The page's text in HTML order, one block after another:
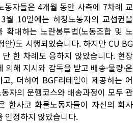
동자들은 4개월 동안 사측에 7차례 교
월 10일에는 하청노동자의 교섭권을
확대하는 노란봉투법(노동조합 및 노
안)도 시행되었습니다. 하지만 CU BG
한 차례도 응하지 않았습니다. 현장
해 지시와 감독을 받고 배송·물량·운
, 더하여 BGF리테일이 제공하는 어
자의 운행코스와 배송과정이 모두 관
한사코 화물노동자들이 자신의 회사
인정하지 않았습니다.